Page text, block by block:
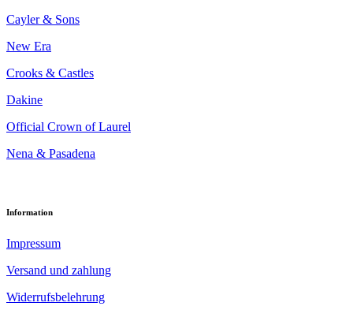
Cayler & Sons
New Era
Crooks & Castles
Dakine
Official Crown of Laurel
Nena & Pasadena
Information
Impressum
Versand und zahlung
Widerrufsbelehrung